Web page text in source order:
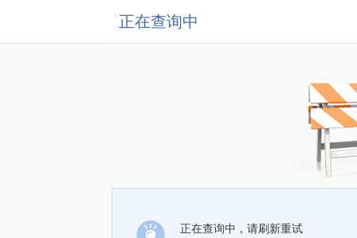
正在查询中
正在查询中，请刷新重试